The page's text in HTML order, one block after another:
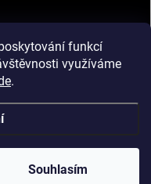
funkcí
využíváme
.
Souhlasím
na Deníku!
vyhrazena.Upravit nastavení